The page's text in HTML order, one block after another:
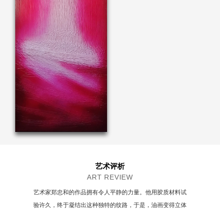
艺术评析
ART REVIEW
艺术家郑忠和的作品拥有令人平静的力量。他用胶质材料试
验许久，终于凝结出这种独特的纹路，于是，油画变得立体